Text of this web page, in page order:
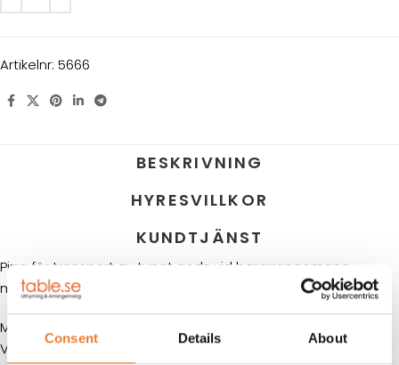
Consent Details About
Artikelnr: 5666
BESKRIVNING
HYRESVILLKOR
KUNDTJÄNST
Pirra för transport av tungt gods vid bararrangemang,
mässor eller catering.
MAXLAST: 250 kg
VIKT: 13 kg